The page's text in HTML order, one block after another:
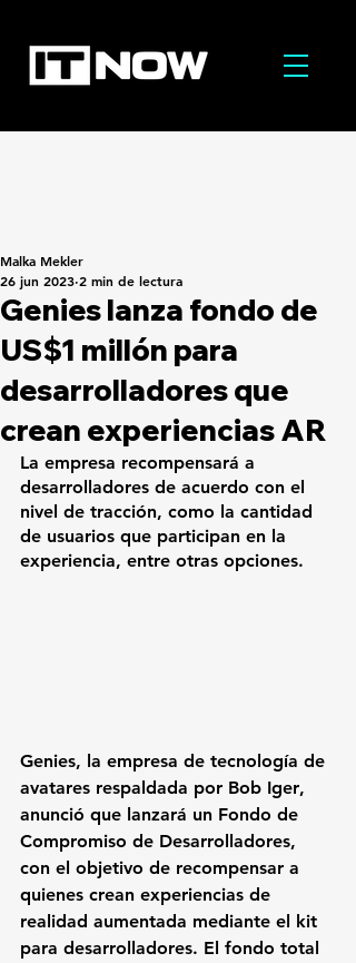
Genies lanza fondo de
US$1 millón para
desarrolladores que
crean experiencias AR
Malka Mekler
26 jun 2023 2 min de lectura
La empresa recompensará a
desarrolladores de acuerdo con el
nivel de tracción, como la cantidad
de usuarios que participan en la
experiencia, entre otras opciones.
Genies, la empresa de tecnología de
avatares respaldada por Bob Iger,
anunció que lanzará un Fondo de
Compromiso de Desarrolladores,
con el objetivo de recompensar a
quienes crean experiencias de
realidad aumentada mediante el kit
para desarrolladores. El fondo total